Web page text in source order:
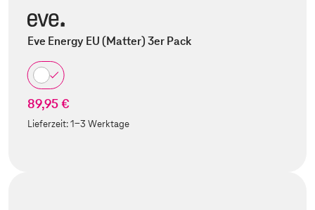
Eve Energy EU (Matter) 3er Pack
89,95 €
Lieferzeit:1-3 Werktage